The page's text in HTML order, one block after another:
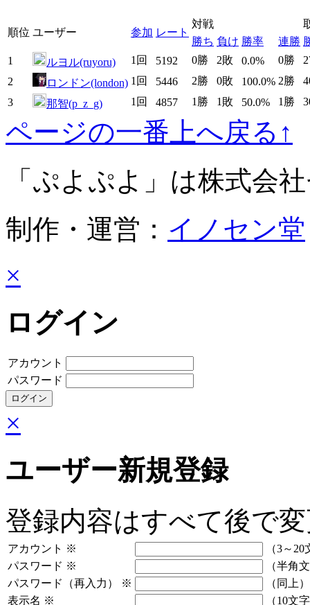
順位 ユーザー 参加 レート
対戦
勝ち 負け 勝率 連勝
1
ルヨル(ruyoru) 1回 5192 0勝 2敗 0.0% 0勝
2
ロンドン(london) 1回 5446 2勝 0敗 100.0% 2勝
3
那智(p_z_g) 1回 4857 1勝 1敗 50.0% 1勝
ページの一番上へ戻る↑
「ぷよぷよ」は株式会
制作・運営： イノセン堂
×
ログイン
アカウント
パスワード
×
ユーザー新規登録
登録内容はすべて後で
アカウント ※
（3～
パスワード ※
（半角
パスワード（再入力）
※
（同上）
表示名 ※ （10文